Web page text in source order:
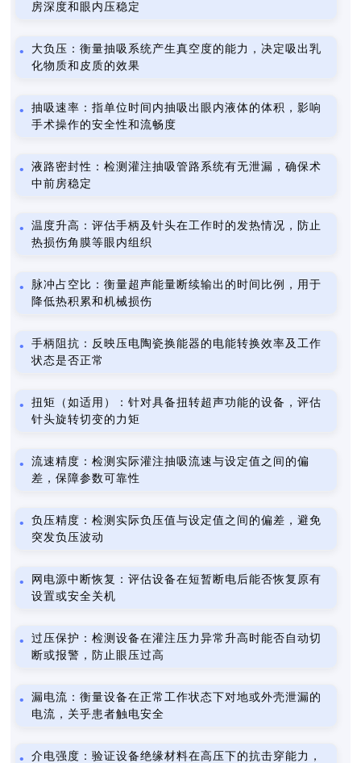
房深度和眼内压稳定
大负压：衡量抽吸系统产生真空度的能力，决定吸出乳
化物质和皮质的效果
抽吸速率：指单位时间内抽吸出眼内液体的体积，影响
手术操作的安全性和流畅度
液路密封性：检测灌注抽吸管路系统有无泄漏，确保术
中前房稳定
温度升高：评估手柄及针头在工作时的发热情况，防止
热损伤角膜等眼内组织
脉冲占空比：衡量超声能量断续输出的时间比例，用于
降低热积累和机械损伤
手柄阻抗：反映压电陶瓷换能器的电能转换效率及工作
状态是否正常
扭矩（如适用）：针对具备扭转超声功能的设备，评估
针头旋转切变的力矩
流速精度：检测实际灌注抽吸流速与设定值之间的偏
差，保障参数可靠性
负压精度：检测实际负压值与设定值之间的偏差，避免
突发负压波动
网电源中断恢复：评估设备在短暂断电后能否恢复原有
设置或安全关机
过压保护：检测设备在灌注压力异常升高时能否自动切
断或报警，防止眼压过高
漏电流：衡量设备在正常工作状态下对地或外壳泄漏的
电流，关乎患者触电安全
介电强度：验证设备绝缘材料在高压下的抗击穿能力，